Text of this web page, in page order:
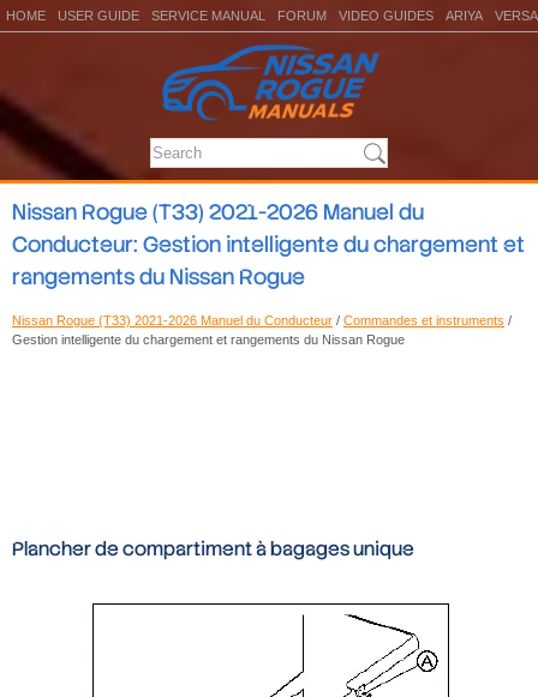
HOME USER GUIDE SERVICE MANUAL FORUM VIDEO GUIDES ARIYA VERSA
Nissan Rogue (T33) 2021-2026 Manuel du
Conducteur: Gestion intelligente du chargement et
rangements du Nissan Rogue
Nissan Rogue (T33) 2021-2026 Manuel du Conducteur / Commandes et instruments /
Gestion intelligente du chargement et rangements du Nissan Rogue
Plancher de compartiment à bagages unique